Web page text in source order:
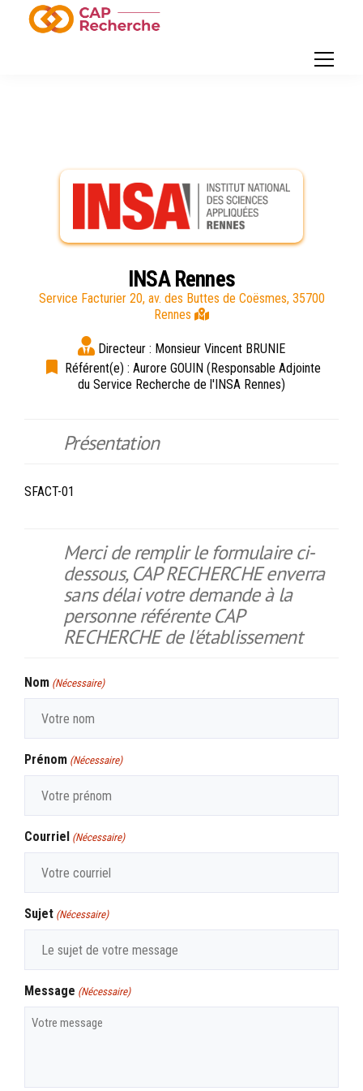
INSA Rennes
Service Facturier 20, av. des Buttes de Coësmes, 35700
Rennes
Directeur : Monsieur Vincent BRUNIE
Référent(e) : Aurore GOUIN (Responsable Adjointe
du Service Recherche de l'INSA Rennes)
Présentation
SFACT-01
Merci de remplir le formulaire ci-
dessous, CAP RECHERCHE enverra
sans délai votre demande à la
personne référente CAP
RECHERCHE de l'établissement
Nom (Nécessaire)
Prénom (Nécessaire)
Courriel (Nécessaire)
Sujet (Nécessaire)
Message (Nécessaire)